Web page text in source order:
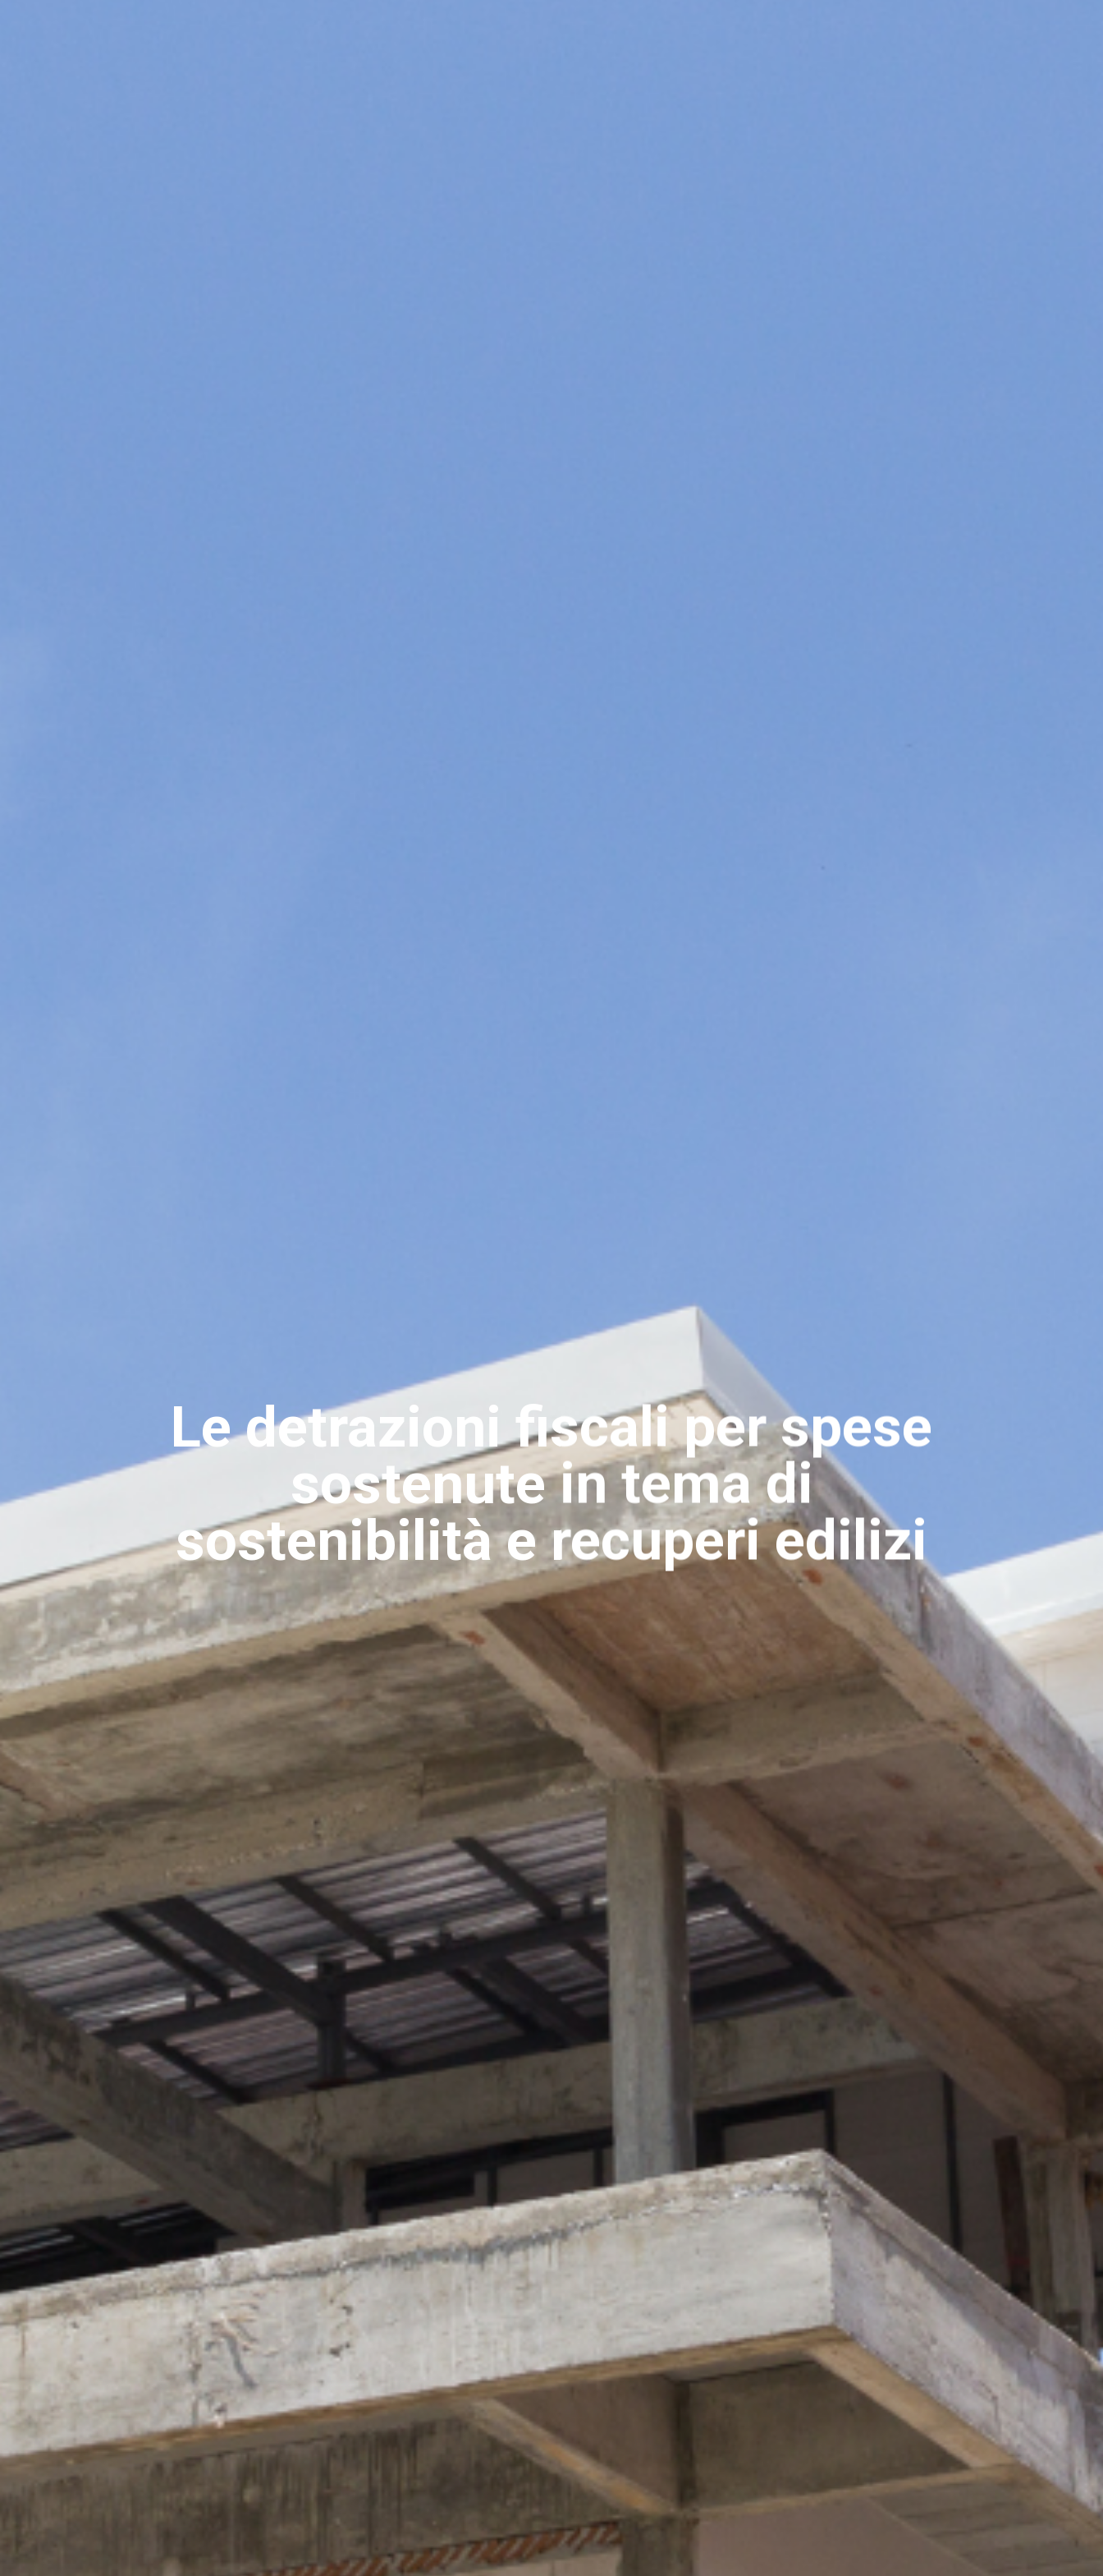
Le detrazioni fiscali per spese
sostenute in tema di
sostenibilità e recuperi edilizi